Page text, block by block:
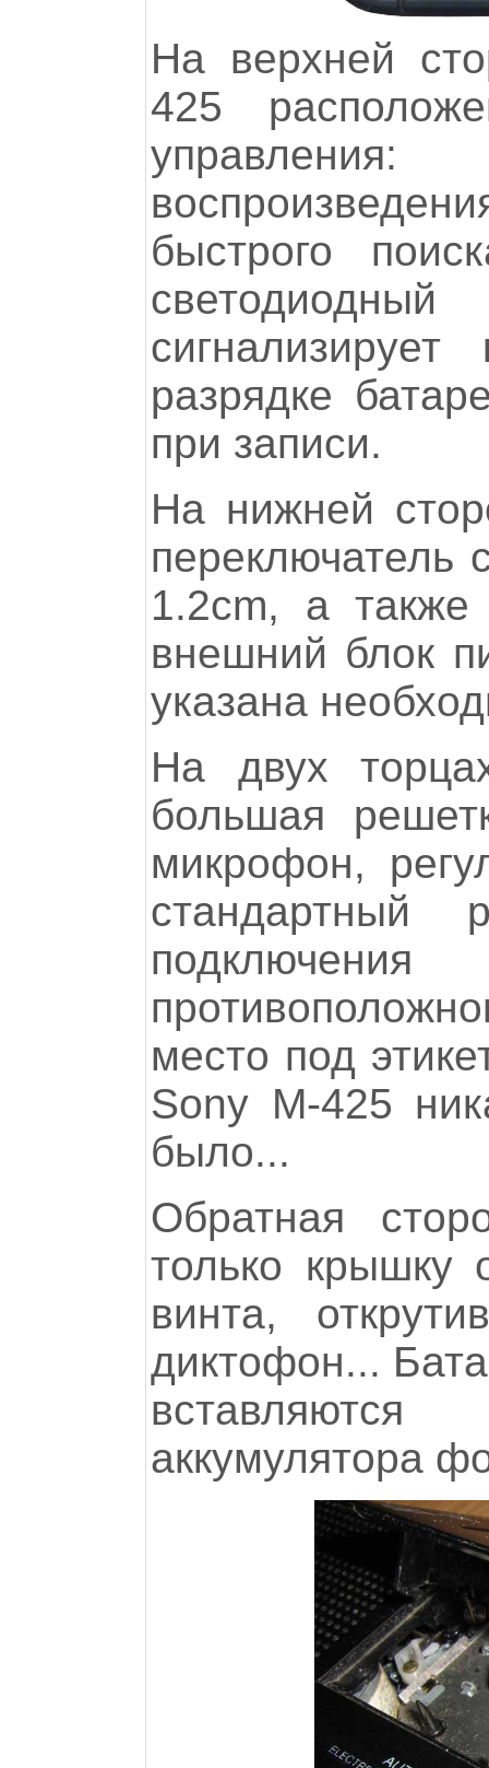
На верхней
425
быстрого
разрядке
при записи.
На нижней
переключатель
1.2cm, а также
внешний блок
указана
На двух
большая
микрофон,
стандартный
место под
Sony M-425
было...
Обратная
только крышку
винта,
диктофон...
аккумулятора